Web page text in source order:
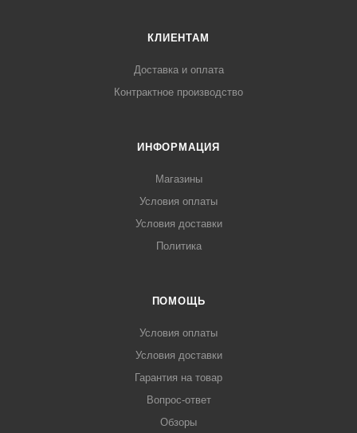
КЛИЕНТАМ
Доставка и оплата
Контрактное производство
ИНФОРМАЦИЯ
Магазины
Условия оплаты
Условия доставки
Политика
ПОМОЩЬ
Условия оплаты
Условия доставки
Гарантия на товар
Вопрос-ответ
Обзоры